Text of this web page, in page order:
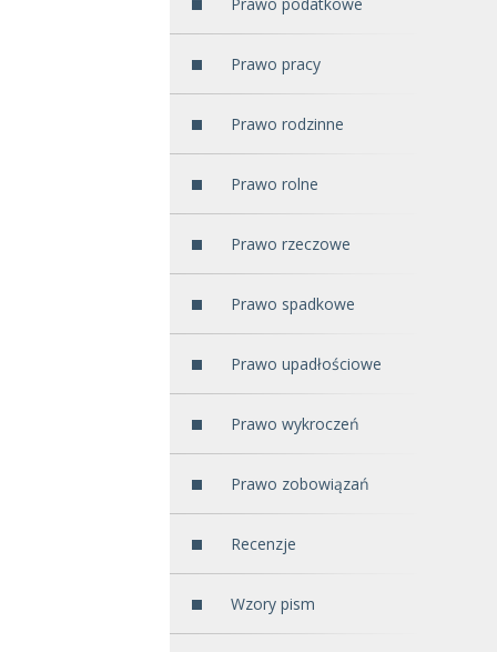
Prawo pracy
Prawo rodzinne
Prawo rolne
Prawo rzeczowe
Prawo spadkowe
Prawo upadłościowe
Prawo wykroczeń
Prawo zobowiązań
Recenzje
Wzory pism